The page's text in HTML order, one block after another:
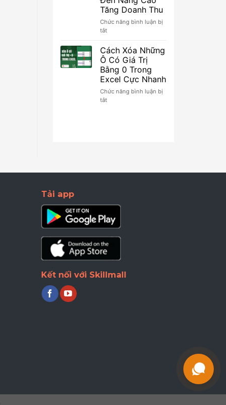
Chuyên
Sâu
Tối
Ưu
Phí
Quảng
Cáo
Tăng Doanh Thu
Chức năng bình luận bị
tắtở
Học
TikTok
Shop
Từ
Cơ
Bản
Đến
Cách Xóa Những
Ô Có Giá Trị
Bằng 0 Trong
Excel Cực Nhanh
Chức năng bình luận bị
tắtở
Cực
Tải app
Kết nối với Skillmall